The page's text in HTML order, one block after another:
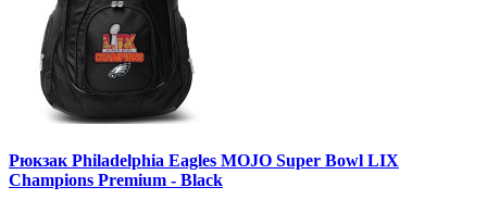
Рюкзак Philadelphia Eagles MOJO Super Bowl LIX
Champions Premium - Black